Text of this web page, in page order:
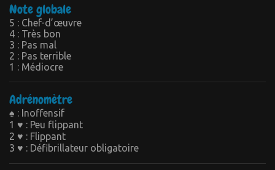
Note globale
5 : Chef-d’œuvre
4 : Très bon
3 : Pas mal
2 : Pas terrible
1 : Médiocre
Adrénomètre
♠ : Inoffensif
1 ♥ : Peu flippant
2 ♥ : Flippant
3 ♥ : Défibrillateur obligatoire